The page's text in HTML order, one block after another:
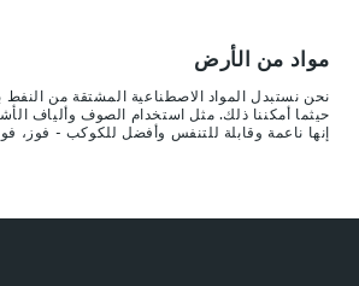
مواد من الأرض
نحن نستبدل المواد الاصطناعية المشتقة من النفط
حيثما أمكننا ذلك. مثل استخدام الصوف وألياف
إنها ناعمة وقابلة للتنفس وأفضل للكوكب - فوز،